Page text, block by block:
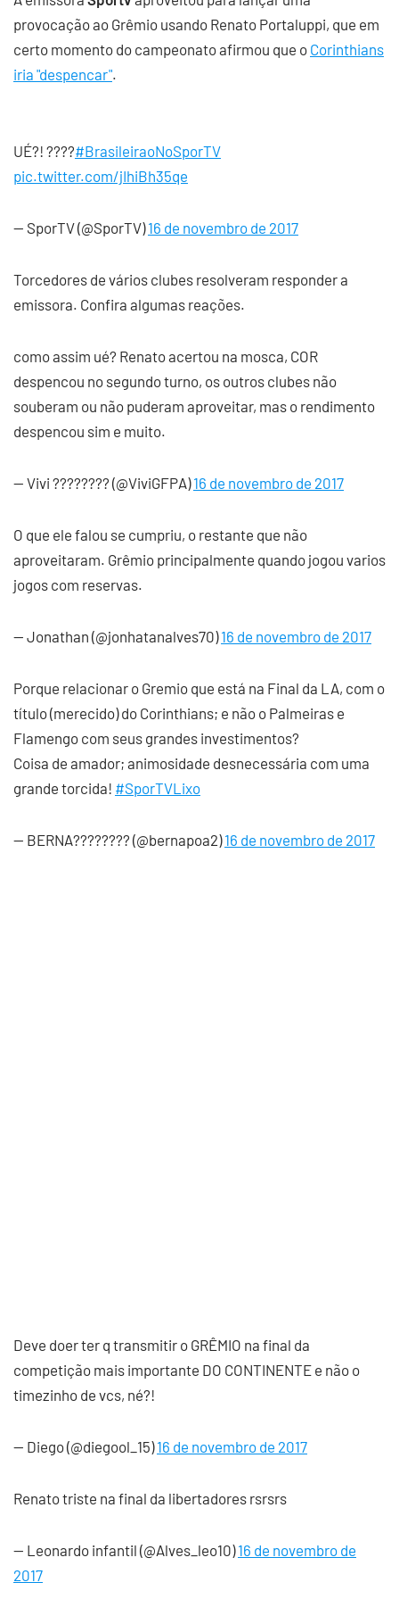
provocação ao Grêmio usando Renato Portaluppi, que em
certo momento do campeonato afirmou que o Corinthians
iria "despencar".
UÉ?! ????#BrasileiraoNoSporTV
pic.twitter.com/jIhiBh35qe
— SporTV (@SporTV)16 de novembro de 2017
Torcedores de vários clubes resolveram responder a
emissora. Confira algumas reações.
como assim ué? Renato acertou na mosca, COR
despencou no segundo turno, os outros clubes não
souberam ou não puderam aproveitar, mas o rendimento
despencou sim e muito.
— Vivi ???????? (@ViviGFPA)16 de novembro de 2017
O que ele falou se cumpriu, o restante que não
aproveitaram. Grêmio principalmente quando jogou varios
jogos com reservas.
— Jonathan (@jonhatanalves70)16 de novembro de 2017
Porque relacionar o Gremio que está na Final da LA, com o
título (merecido) do Corinthians; e não o Palmeiras e
Flamengo com seus grandes investimentos?
Coisa de amador; animosidade desnecessária com uma
grande torcida! #SporTVLixo
— BERNA???????? (@bernapoa2)16 de novembro de 2017
Deve doer ter q transmitir o GRÊMIO na final da
competição mais importante DO CONTINENTE e não o
timezinho de vcs, né?!
— Diego (@diegool_15)16 de novembro de 2017
Renato triste na final da libertadores rsrsrs
— Leonardo infantil (@Alves_leo10)16 de novembro de
2017